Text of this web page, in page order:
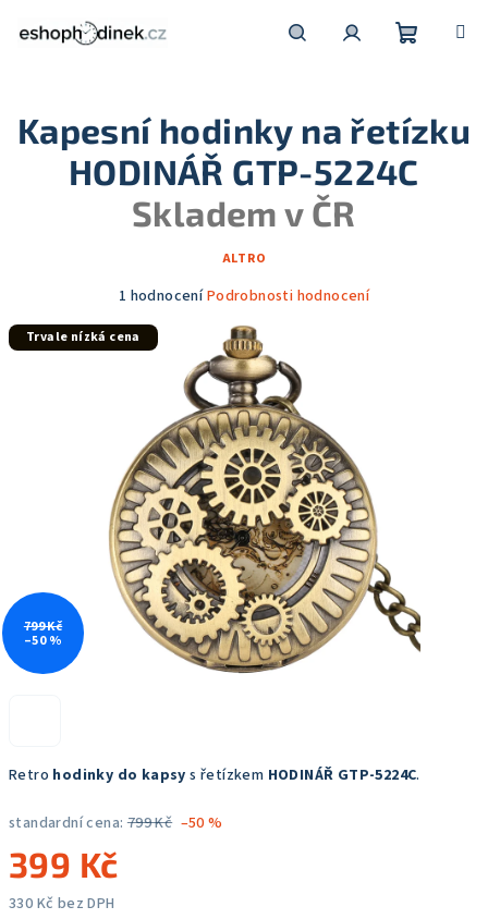
košík
Retro hodinky do kapsys řetízkem HODINÁŘ GTP-5224C.
standardní cena: 799 Kč –50 %
399 Kč
330 Kč bez DPH
Kapesní hodinky na řetízku
HODINÁŘ GTP-5224C
Skladem v ČR
ALTRO
Průměrné
produktu
hvězdiček.
1 hodnoceníPodrobnosti hodnocení
Trvale nízká cena
799 Kč
–50 %